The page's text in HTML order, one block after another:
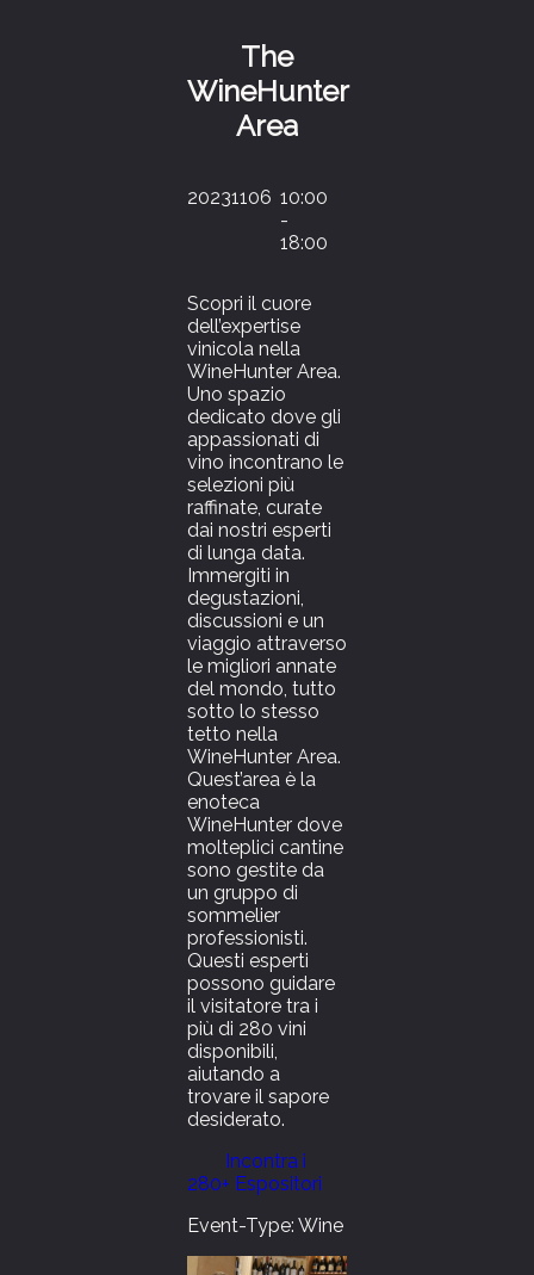
The
WineHunter
Area
20231106 10:00
-
18:00
Scopri il cuore
dell’expertise
vinicola nella
WineHunter Area.
Uno spazio
dedicato dove gli
appassionati di
vino incontrano le
selezioni più
raffinate, curate
dai nostri esperti
di lunga data.
Immergiti in
degustazioni,
discussioni e un
viaggio attraverso
le migliori annate
del mondo, tutto
sotto lo stesso
tetto nella
WineHunter Area.
Quest’area è la
enoteca
WineHunter dove
molteplici cantine
sono gestite da
un gruppo di
sommelier
professionisti.
Questi esperti
possono guidare
il visitatore tra i
più di 280 vini
disponibili,
aiutando a
trovare il sapore
desiderato.
Incontra i
280+ Espositori
Event-Type: Wine